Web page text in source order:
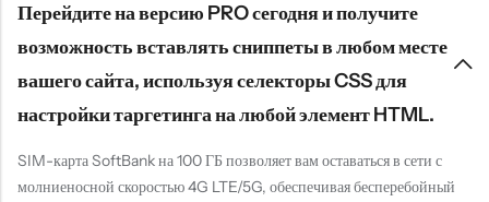
Перейдите на версию PRO сегодня и получите
возможность вставлять сниппеты в любом месте
вашего сайта, используя селекторы CSS для
настройки таргетинга на любой элемент HTML.
SIM-карта SoftBank на 100 ГБ позволяет вам оставаться в сети с
молниеносной скоростью 4G LTE/5G, обеспечивая бесперебойный